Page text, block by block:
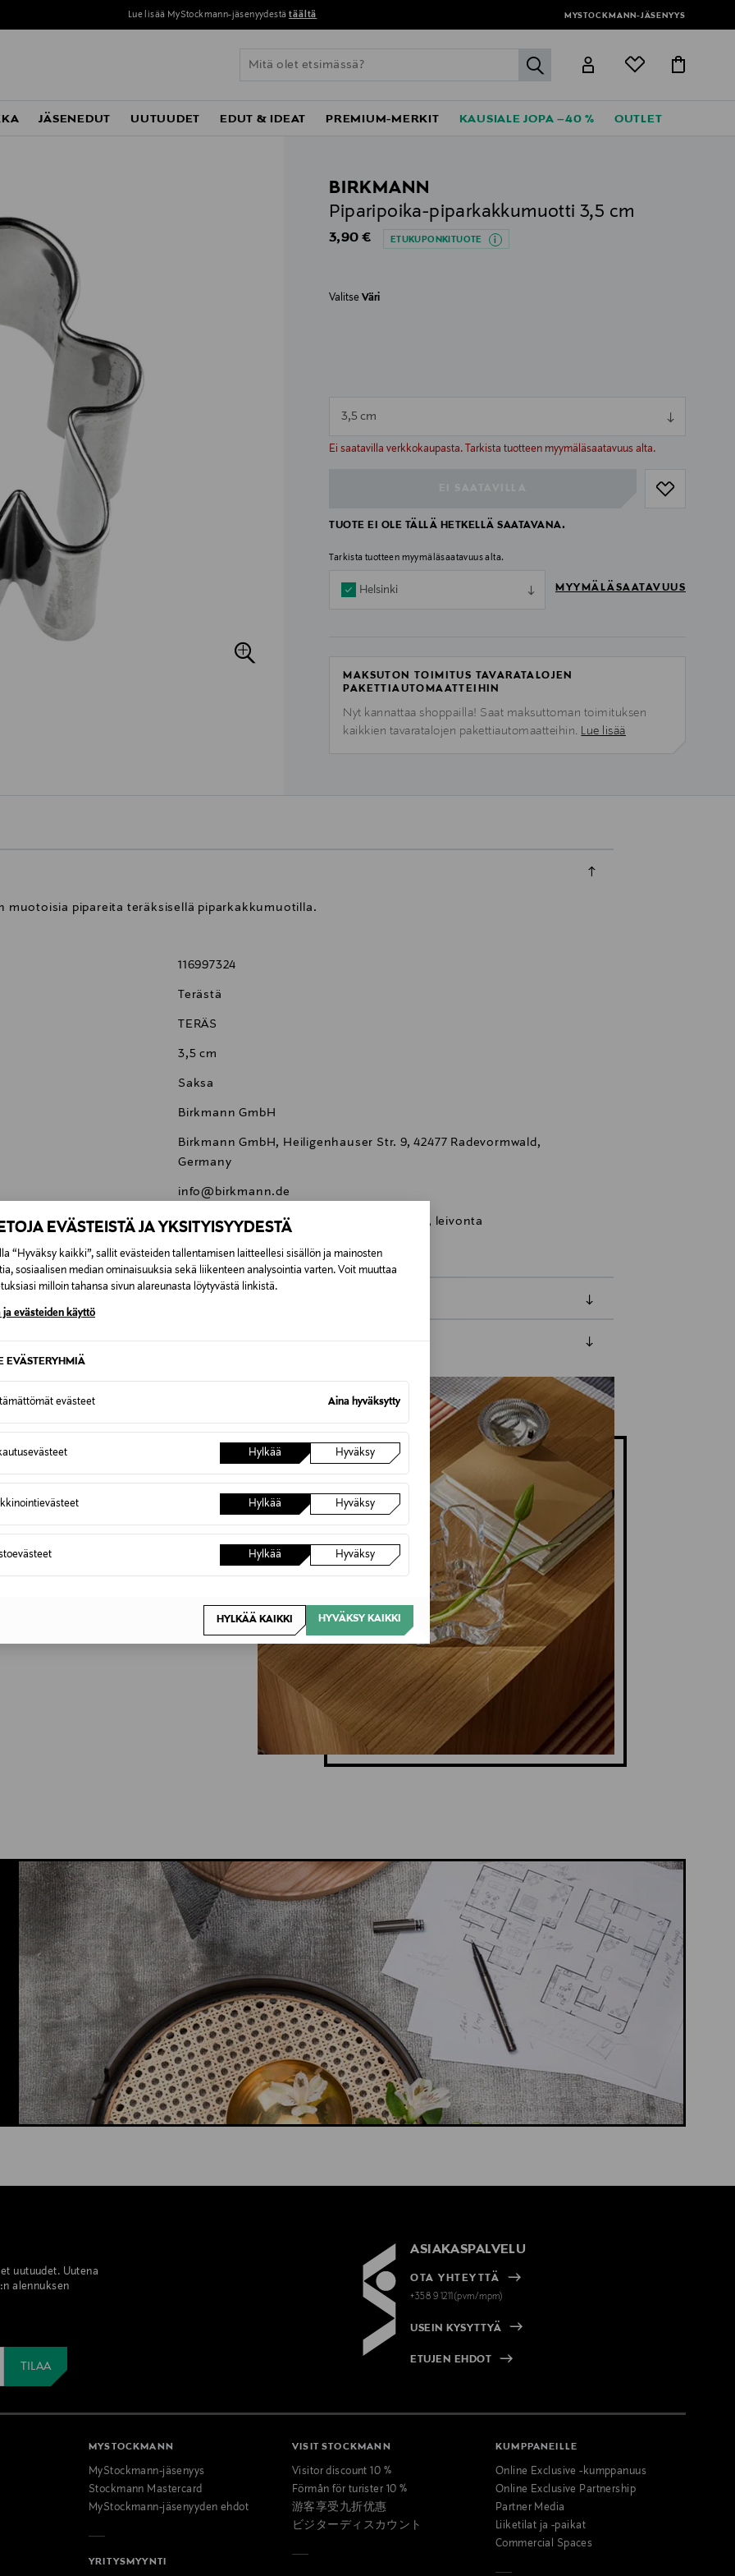
EVÄSTEISTÄ JA YKSITYISYYDESTÄ
“Hyväksy kaikki”, sallit evästeiden tallentamisen laitteellesi sisällön ja mainosten
sosiaalisen median ominaisuuksia sekä liikenteen analysointia varten. Voit muuttaa
milloin tahansa sivun alareunasta löytyvästä linkistä.
ja evästeiden käyttö
EVÄSTERYHMIÄ
evästeet Aina hyväksytty
Hylkää Hyväksy
Hylkää Hyväksy
Hylkää Hyväksy
HYLKÄÄ KAIKKI HYVÄKSY KAIKKI
Lue lisää MyStockmann-jäsenyydestä täältä MYSTOCKMANN-JÄSENYYS
label.header.go
JÄSENEDUT UUTUUDET EDUT & IDEAT PREMIUM-MERKIT KAUSIALE JOPA –40 % OUTLET
BIRKMANN
Piparipoika-piparkakkumuotti 3,5 cm
Original Price
3,90 € ETUKUPONKITUOTE
ValitseVäri
3,5 cm
Ei saatavilla verkkokaupasta. Tarkista tuotteen myymäläsaatavuus alta.
null
TUOTE EI OLE TÄLLÄ HETKELLÄ SAATAVANA.
Tarkista tuotteen myymäläsaatavuus alta.
Helsinki MYYMÄLÄSAATAVUUS
MAKSUTON TOIMITUS TAVARATALOJEN
PAKETTIAUTOMAATTEIHIN
Nyt kannattaa shoppailla! Saat maksuttoman toimituksen
kaikkien tavaratalojen pakettiautomaatteihin. Lue lisää
muotoisia pipareita teräksisellä piparkakkumuotilla.
116997324
Terästä
TERÄS
3,5 cm
Saksa
Birkmann GmbH
Birkmann GmbH, Heiligenhauser Str. 9, 42477 Radevormwald,
Germany
info@birkmann.de
birkmann, piparkakkumuotti, piparimuotti, leivonta
7,90 €–50,00 € kuljetusyhtiöstä ja tuotteen koosta riippuen
Alk. 6,90 €, kun toimitus on saatavilla valittuun osoitteeseen.
Pehmeät muodot,
valitut designaarteet
eloon. Poimi
Inspiroidu
uutuudet. Uutena
alennuksen
ASIAKASPALVELU
OTA YHTEYTTÄ
+358 9 1211(pvm/mpm)
USEIN KYSYTTYÄ
ETUJEN EHDOT
MYSTOCKMANN
MyStockmann-jäsenyys
Stockmann Mastercard
MyStockmann-jäsenyyden ehdot
YRITYSMYYNTI
VISIT STOCKMANN
Visitor discount 10 %
Förmån för turister 10 %
游客享受九折优惠
ビジターディスカウント
KUMPPANEILLE
Online Exclusive -kumppanuus
Online Exclusive Partnership
Partner Media
Liiketilat ja -paikat
Commercial Spaces